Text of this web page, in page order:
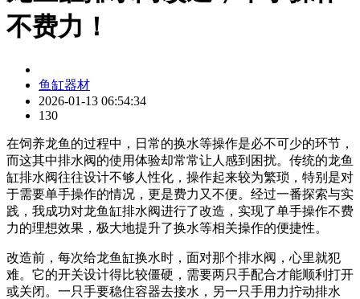
不费力！
鱼缸器材
2026-01-13 06:54:34
130
在饲养龙鱼的过程中，日常的换水等操作是必不可少的环节，
而这其中排水阀的使用体验却常常让人感到困扰。传统的龙鱼
缸排水阀往往设计不够人性化，操作起来较为繁琐，特别是对
于需要单手操作的情况，更是费力又不便。经过一番探索与实
践，我成功对龙鱼缸排水阀进行了改造，实现了单手操作不费
力的理想效果，极大地提升了换水等相关操作的便捷性。
改造前，每次给龙鱼缸换水时，面对那个排水阀，心里就犯
难。它的开关设计得比较僵硬，需要两只手配合才能顺利打开
或关闭。一只手要稳住容器去接水，另一只手用力拧动排水